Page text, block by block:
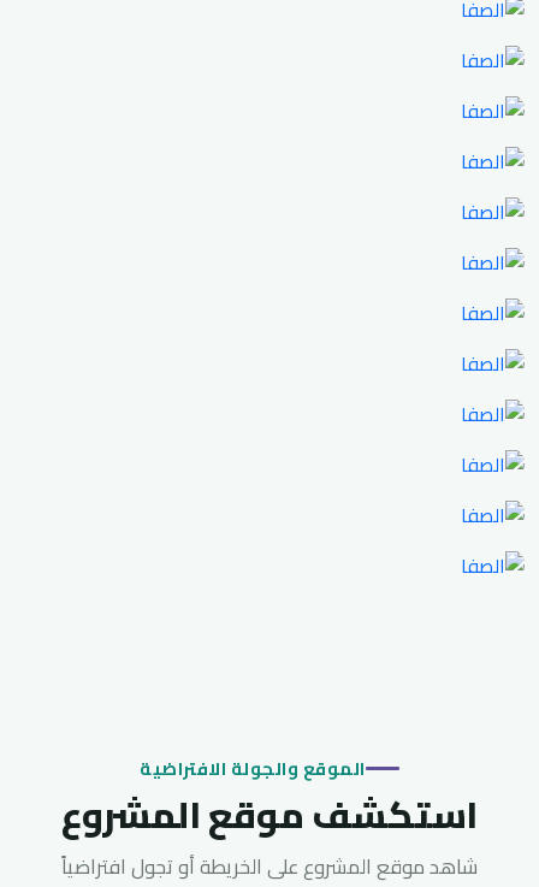
الموقع والجولة الافتراضية
استكشف موقع المشروع
شاهد موقع المشروع على الخريطة أو تجول افتراضياً